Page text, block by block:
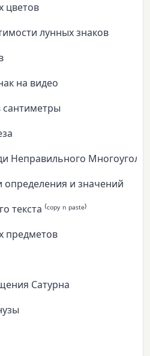
цветов
лунных знаков
на видео
Неправильного
определения и значений
⁽ᶜᵒᵖʸ ⁿ ᵖᵃˢᵗᵉ⁾
предметов
Сатурна